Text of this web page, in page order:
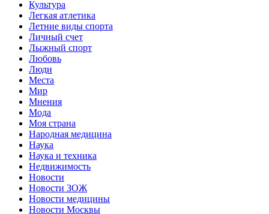
Культура
Легкая атлетика
Летние виды спорта
Личный счет
Лыжный спорт
Любовь
Люди
Места
Мир
Мнения
Мода
Моя страна
Народная медицина
Наука
Наука и техника
Недвижимость
Новости
Новости ЗОЖ
Новости медицины
Новости Москвы